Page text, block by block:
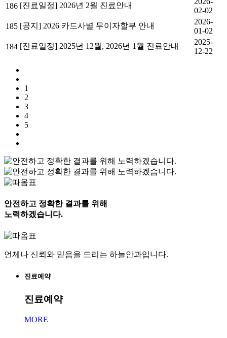
186 [진료일정] 2026년 2월 진료안내
02-02
185 [공지] 2026 카드사별 무이자할부 안내
2026-
01-02
184 [진료일정] 2025년 12월, 2026년 1월 진료안내
2025-
12-22
1
2
3
4
5
안전하고 정확한 결과를 위해
노력하겠습니다.
언제나 신뢰와 믿음을 드리는 하늘안과입니다.
진료예약
진료예약
MORE